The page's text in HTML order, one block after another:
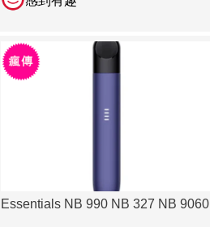
Essentials NB 990 NB 327 NB 9060